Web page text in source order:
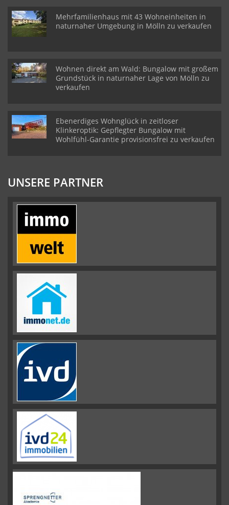
Mehrfamilienhaus mit 43 Wohneinheiten in
naturnaher Umgebung in Mölln zu verkaufen
Wohnen direkt am Wald: Bungalow mit großem
Grundstück in naturnaher Lage von Mölln zu
verkaufen
Ebenerdiges Wohnglück in zeitloser
Klinkeroptik: Gepflegter Bungalow mit
Wohlfühl-Garantie provisionsfrei zu verkaufen
UNSERE PARTNER